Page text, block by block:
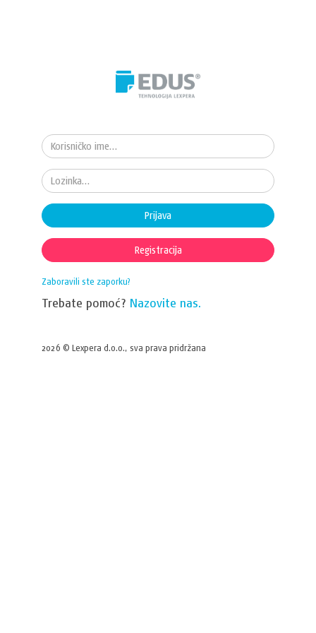
Prijava
Registracija
Zaboravili ste zaporku?
Trebate pomoć? Nazovite nas.
2026 © Lexpera d.o.o., sva prava pridržana